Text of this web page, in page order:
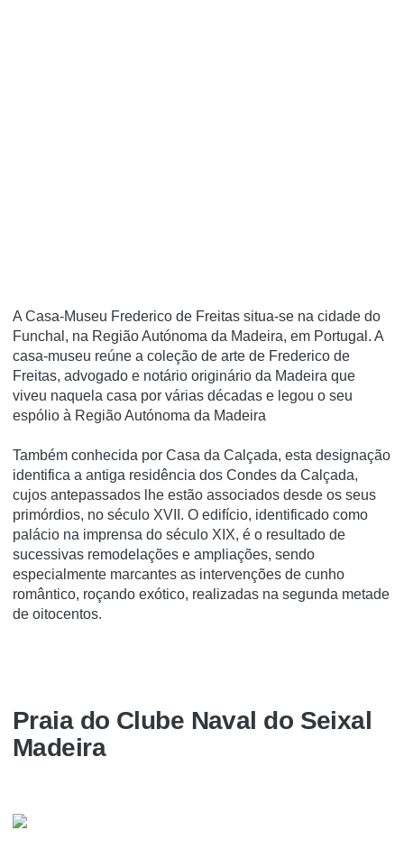
A Casa-Museu Frederico de Freitas situa-se na cidade do
Funchal, na Região Autónoma da Madeira, em Portugal. A
casa-museu reúne a coleção de arte de Frederico de
Freitas, advogado e notário originário da Madeira que
viveu naquela casa por várias décadas e legou o seu
espólio à Região Autónoma da Madeira
Também conhecida por Casa da Calçada, esta designação
identifica a antiga residência dos Condes da Calçada,
cujos antepassados lhe estão associados desde os seus
primórdios, no século XVII. O edifício, identificado como
palácio na imprensa do século XIX, é o resultado de
sucessivas remodelações e ampliações, sendo
especialmente marcantes as intervenções de cunho
romântico, roçando exótico, realizadas na segunda metade
de oitocentos.
Praia do Clube Naval do Seixal
Madeira